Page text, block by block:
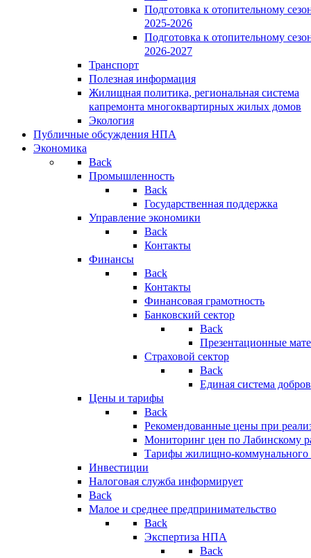
Подготовка к отопительному
2025-2026
Подготовка к отопительному
2026-2027
Транспорт
Полезная информация
Жилищная политика, региональная система
капремонта многоквартирных жилых домов
Экология
Публичные обсуждения НПА
Экономика
Back
Промышленность
Back
Государственная поддержка
Управление экономики
Back
Контакты
Финансы
Back
Контакты
Финансовая грамотность
Банковский сектор
Back
Презентационные
Страховой сектор
Back
Единая система
Цены и тарифы
Back
Рекомендованные цены при
Мониторинг цен по Лабинскому
Тарифы жилищно-коммунального
Инвестиции
Налоговая служба информирует
Back
Малое и среднее предпринимательство
Back
Экспертиза НПА
Back